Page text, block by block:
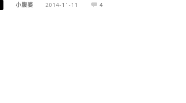
小腹婆 2014-11-11 4